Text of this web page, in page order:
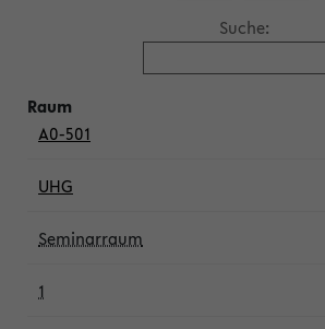
Suche:
A0-501
UHG
Seminarraum
1